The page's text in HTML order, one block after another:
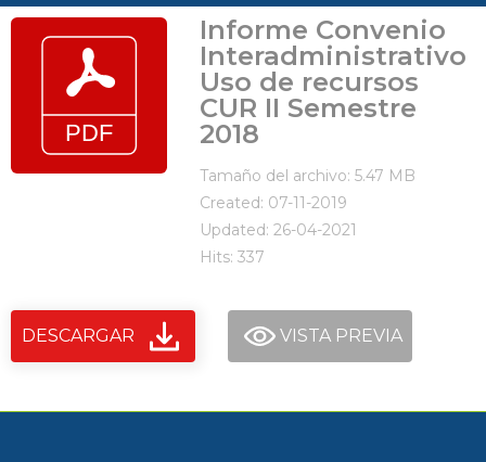
Informe Convenio
Interadministrativo
Uso de recursos
CUR II Semestre
2018
Tamaño del archivo: 5.47 MB
Created: 07-11-2019
Updated: 26-04-2021
Hits: 337
DESCARGAR VISTA PREVIA